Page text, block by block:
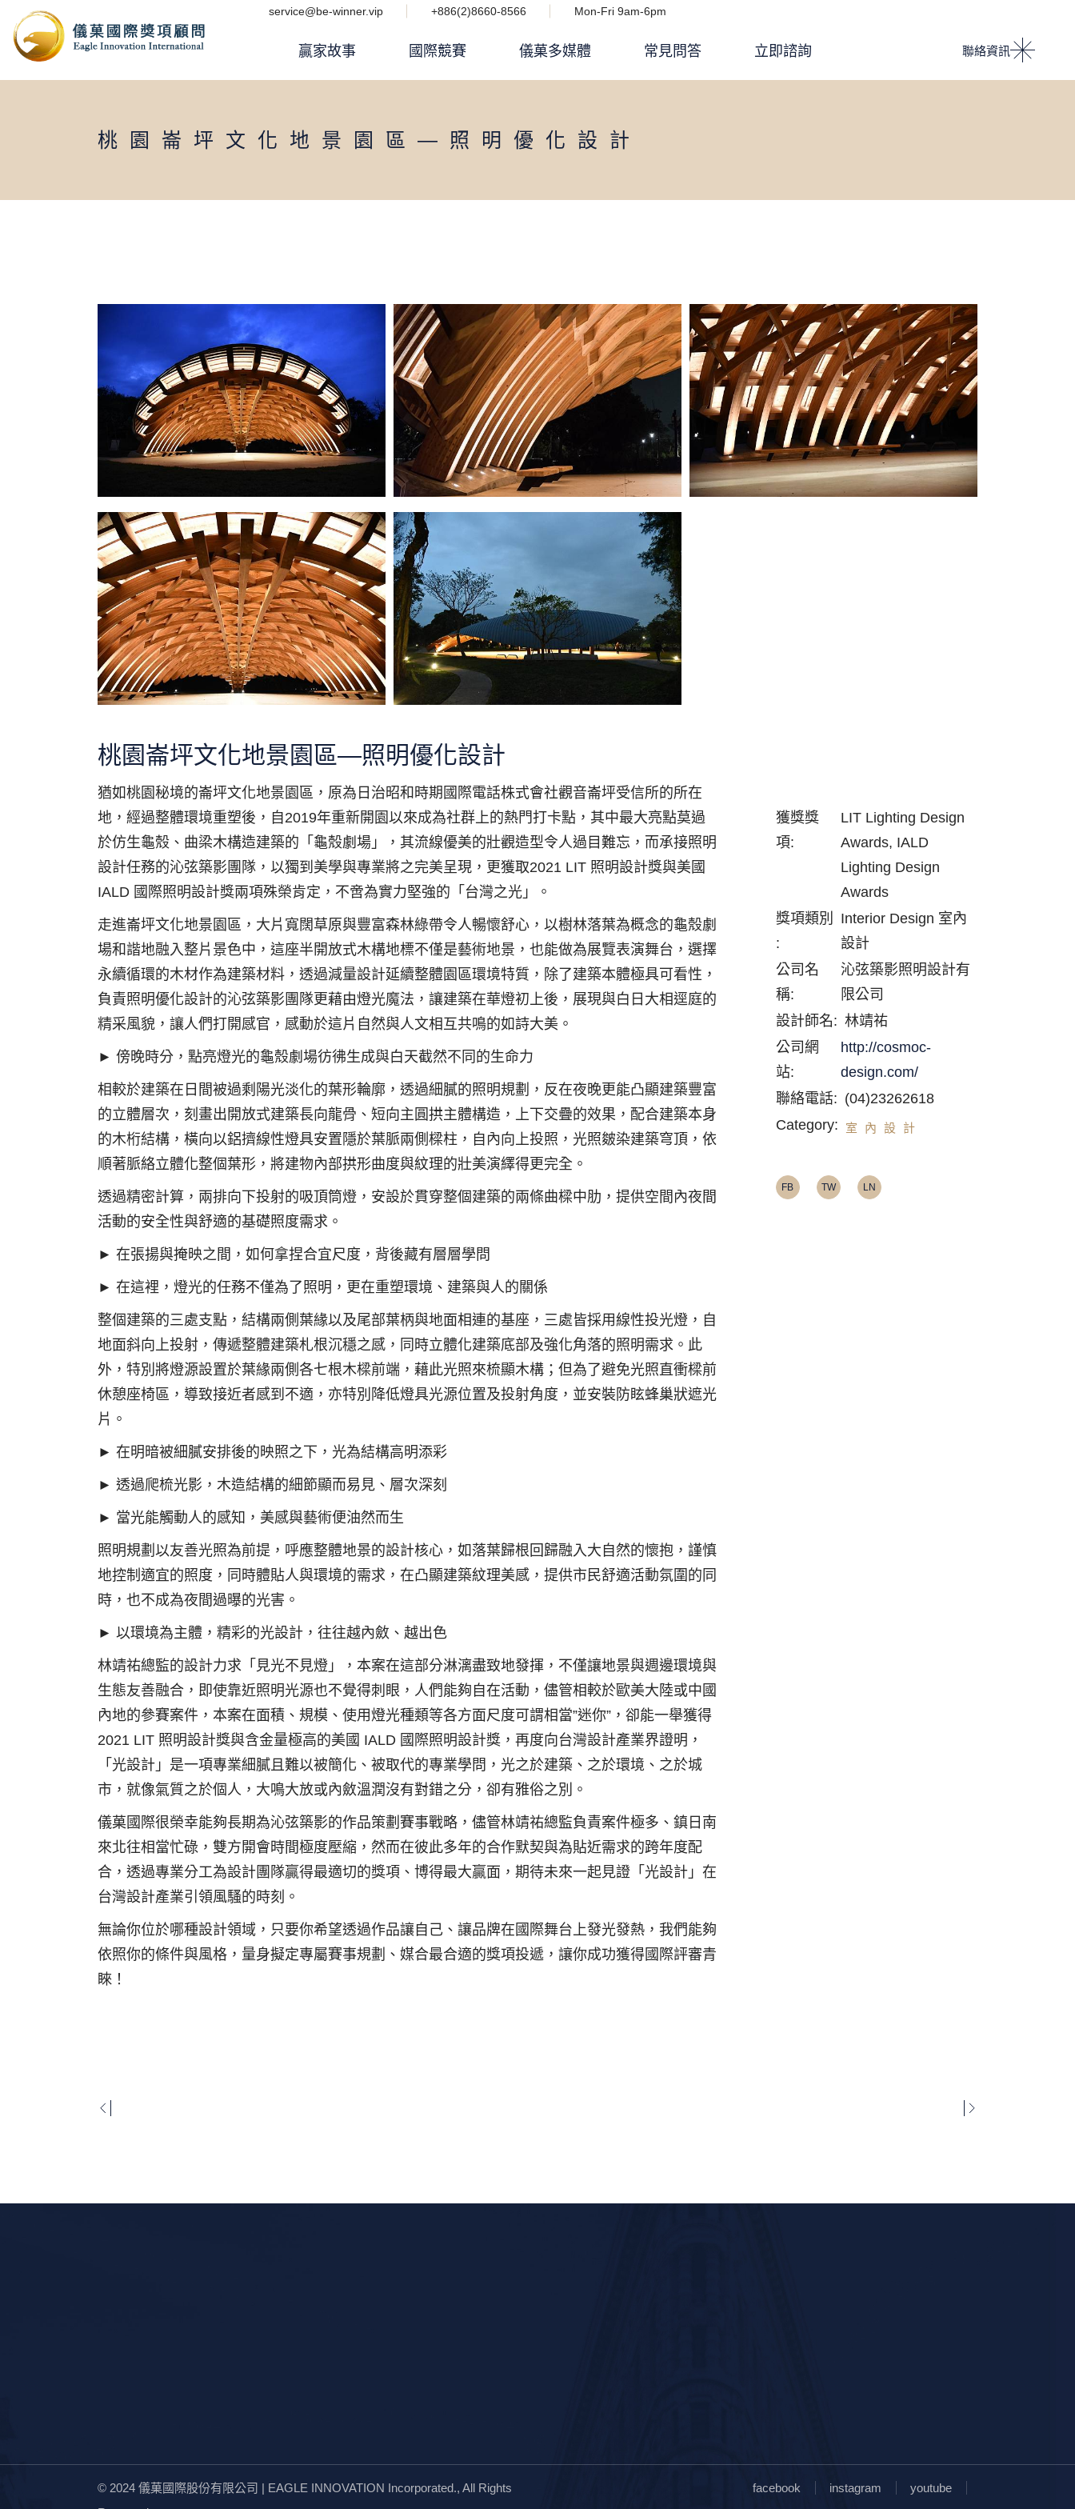
the
content
service@be-winner.vip +886(2)8660-8566 Mon-Fri 9am-6pm
贏家故事 國際競賽 儀菓多媒體
i IMPACT 電子雜誌
常見問答 立即諮詢 聯絡資訊
桃園崙坪文化地景園區—照明優化設計
桃園崙坪文化地景園區—照明優化設計
猶如桃園秘境的崙坪文化地景園區，原為日治昭和時期國際電話株式會社觀音崙坪受信所的所在
地，經過整體環境重塑後，自2019年重新開園以來成為社群上的熱門打卡點，其中最大亮點莫過
於仿生龜殼、曲梁木構造建築的「龜殼劇場」，其流線優美的壯觀造型令人過目難忘，而承接照明
設計任務的沁弦築影團隊，以獨到美學與專業將之完美呈現，更獲取2021 LIT 照明設計獎與美國
IALD 國際照明設計獎兩項殊榮肯定，不啻為實力堅強的「台灣之光」。
走進崙坪文化地景園區，大片寬闊草原與豐富森林綠帶令人暢懷舒心，以樹林落葉為概念的龜殼劇
場和諧地融入整片景色中，這座半開放式木構地標不僅是藝術地景，也能做為展覽表演舞台，選擇
永續循環的木材作為建築材料，透過減量設計延續整體園區環境特質，除了建築本體極具可看性，
負責照明優化設計的沁弦築影團隊更藉由燈光魔法，讓建築在華燈初上後，展現與白日大相逕庭的
精采風貌，讓人們打開感官，感動於這片自然與人文相互共鳴的如詩大美。
► 傍晚時分，點亮燈光的龜殼劇場彷彿生成與白天截然不同的生命力
相較於建築在日間被過剩陽光淡化的葉形輪廓，透過細膩的照明規劃，反在夜晚更能凸顯建築豐富
的立體層次，刻畫出開放式建築長向龍骨、短向主圓拱主體構造，上下交疊的效果，配合建築本身
的木桁結構，橫向以鋁擠線性燈具安置隱於葉脈兩側樑柱，自內向上投照，光照皴染建築穹頂，依
順著脈絡立體化整個葉形，將建物內部拱形曲度與紋理的壯美演繹得更完全。
透過精密計算，兩排向下投射的吸頂筒燈，安設於貫穿整個建築的兩條曲樑中肋，提供空間內夜間
活動的安全性與舒適的基礎照度需求。
► 在張揚與掩映之間，如何拿捏合宜尺度，背後藏有層層學問
► 在這裡，燈光的任務不僅為了照明，更在重塑環境、建築與人的關係
整個建築的三處支點，結構兩側葉緣以及尾部葉柄與地面相連的基座，三處皆採用線性投光燈，自
地面斜向上投射，傳遞整體建築札根沉穩之感，同時立體化建築底部及強化角落的照明需求。此
外，特別將燈源設置於葉緣兩側各七根木樑前端，藉此光照來梳顯木構；但為了避免光照直衝樑前
休憩座椅區，導致接近者感到不適，亦特別降低燈具光源位置及投射角度，並安裝防眩蜂巢狀遮光
片。
► 在明暗被細膩安排後的映照之下，光為結構高明添彩
► 透過爬梳光影，木造結構的細節顯而易見、層次深刻
► 當光能觸動人的感知，美感與藝術便油然而生
照明規劃以友善光照為前提，呼應整體地景的設計核心，如落葉歸根回歸融入大自然的懷抱，謹慎
地控制適宜的照度，同時體貼人與環境的需求，在凸顯建築紋理美感，提供市民舒適活動氛圍的同
時，也不成為夜間過曝的光害。
► 以環境為主體，精彩的光設計，往往越內斂、越出色
林靖祐總監的設計力求「見光不見燈」，本案在這部分淋漓盡致地發揮，不僅讓地景與週邊環境與
生態友善融合，即使靠近照明光源也不覺得刺眼，人們能夠自在活動，儘管相較於歐美大陸或中國
內地的參賽案件，本案在面積、規模、使用燈光種類等各方面尺度可謂相當”迷你”，卻能一舉獲得
2021 LIT 照明設計獎與含金量極高的美國 IALD 國際照明設計獎，再度向台灣設計產業界證明，
「光設計」是一項專業細膩且難以被簡化、被取代的專業學問，光之於建築、之於環境、之於城
市，就像氣質之於個人，大鳴大放或內斂溫潤沒有對錯之分，卻有雅俗之別。
儀菓國際很榮幸能夠長期為沁弦築影的作品策劃賽事戰略，儘管林靖祐總監負責案件極多、鎮日南
來北往相當忙碌，雙方開會時間極度壓縮，然而在彼此多年的合作默契與為貼近需求的跨年度配
合，透過專業分工為設計團隊贏得最適切的獎項、博得最大贏面，期待未來一起見證「光設計」在
台灣設計產業引領風騷的時刻。
無論你位於哪種設計領域，只要你希望透過作品讓自己、讓品牌在國際舞台上發光發熱，我們能夠
依照你的條件與風格，量身擬定專屬賽事規劃、媒合最合適的獎項投遞，讓你成功獲得國際評審青
睞！
獲獎獎
項:
LIT Lighting Design
Awards, IALD
Lighting Design
Awards
獎項類別
:
Interior Design 室內
設計
公司名
稱:
沁弦築影照明設計有
限公司
設計師名: 林靖祐
公司網
站:
http://cosmoc-
design.com/
聯絡電話: (04)23262618
Category:
室內設計
FB TW LN
© 2024 儀菓國際股份有限公司 | EAGLE INNOVATION Incorporated., All Rights
facebook instagram youtube